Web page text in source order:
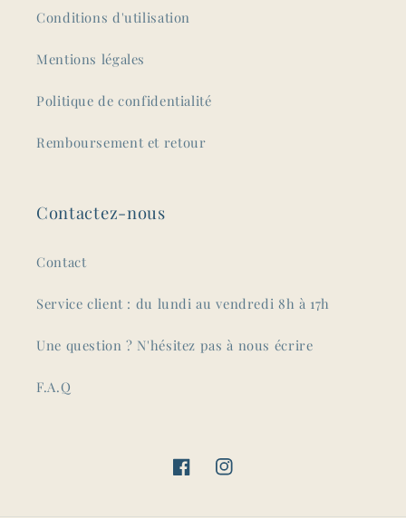
Conditions d'utilisation
Mentions légales
Politique de confidentialité
Remboursement et retour
Contactez-nous
Contact
Service client : du lundi au vendredi 8h à 17h
Une question ? N'hésitez pas à nous écrire
F.A.Q
FacebookInstagram